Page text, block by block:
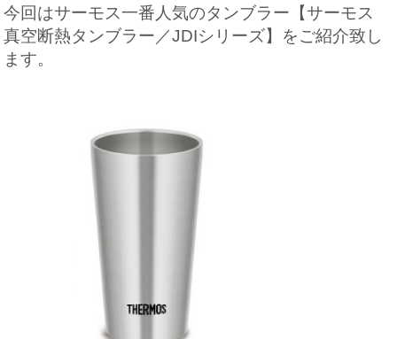
今回はサーモス一番人気のタンブラー【サーモス
真空断熱タンブラー／JDIシリーズ】をご紹介致し
ます。